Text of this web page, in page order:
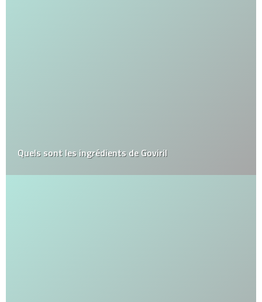
Quels sont les ingrédients de Goviril